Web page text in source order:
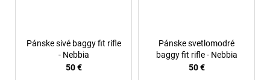
Pánske sivé baggy fit rifle
- Nebbia
50 €
Pánske svetlomodré
baggy fit rifle - Nebbia
50 €